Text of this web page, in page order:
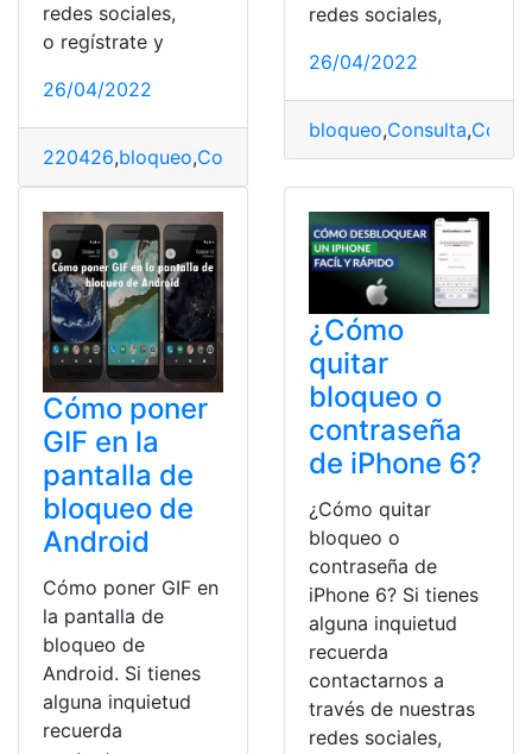
redes sociales,
o regístrate y
26/04/2022
220426,bloqueo,Consulta Consulta online,Iphone,
redes sociales,
26/04/2022
bloqueo,Consulta,
Cómo poner
GIF en la
pantalla de
bloqueo de
Android
Cómo poner GIF en
la pantalla de
bloqueo de
Android. Si tienes
alguna inquietud
recuerda
¿Cómo
quitar
bloqueo o
contraseña
de iPhone 6?
¿Cómo quitar
bloqueo o
contraseña de
iPhone 6? Si tienes
alguna inquietud
recuerda
contactarnos a
través de nuestras
redes sociales,